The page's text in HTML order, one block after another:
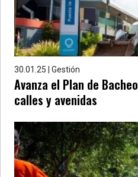
30.01.25 | Gestión
Avanza el Plan de
calles y avenidas